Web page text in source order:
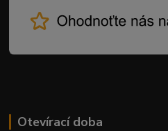
Otevírací doba